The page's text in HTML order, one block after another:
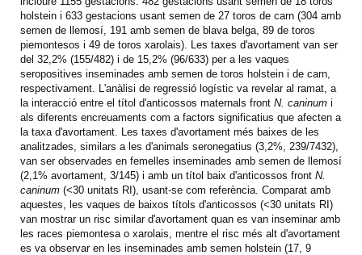
holstein i 633 gestacions usant semen de 27 toros de carn (304 amb
semen de llemosí, 191 amb semen de blava belga, 89 de toros
piemontesos i 49 de toros xarolais). Les taxes d'avortament van ser
del 32,2% (155/482) i de 15,2% (96/633) per a les vaques
seropositives inseminades amb semen de toros holstein i de carn,
respectivament. L'anàlisi de regressió logístic va revelar al ramat, a
la interacció entre el títol d'anticossos maternals front N. caninum i
als diferents encreuaments com a factors significatius que afecten a
la taxa d'avortament. Les taxes d'avortament més baixes de les
analitzades, similars a les d'animals seronegatius (3,2%, 239/7432),
van ser observades en femelles inseminades amb semen de llemosí
(2,1% avortament, 3/145) i amb un títol baix d'anticossos front N.
caninum (<30 unitats RI), usant-se com referència. Comparat amb
aquestes, les vaques de baixos títols d'anticossos (<30 unitats RI)
van mostrar un risc similar d'avortament quan es van inseminar amb
les races piemontesa o xarolais, mentre el risc més alt d'avortament
es va observar en les inseminades amb semen holstein (17, 9